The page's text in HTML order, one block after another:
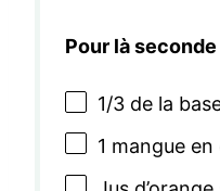
Pour là
1/3de la
1 mangue en